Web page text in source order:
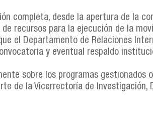
completa, desde la apertura de la
recursos para la ejecución de la
el Departamento de Relaciones
y eventual respaldo
sobre los programas gestionados
de la Vicerrectoría de Investigación,